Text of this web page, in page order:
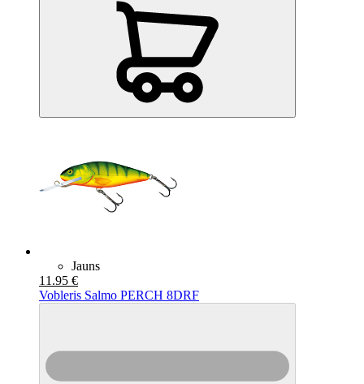
Jauns
11.95 €
Vobleris Salmo PERCH 8DRF